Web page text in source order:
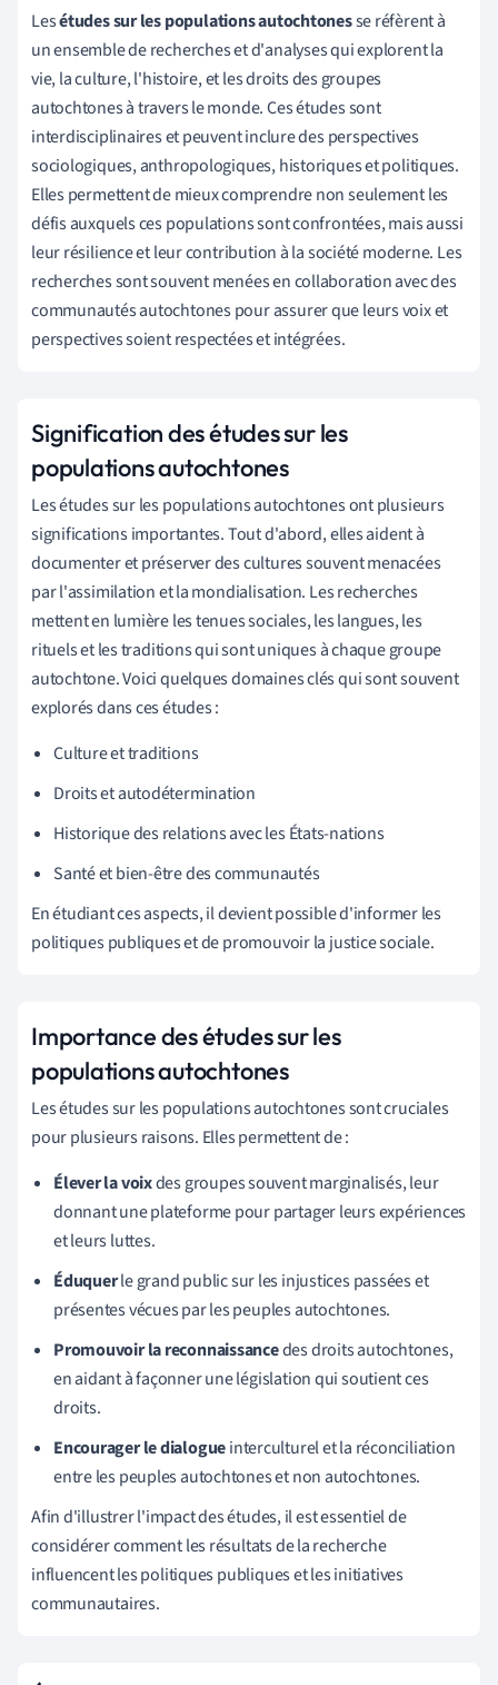
Lesétudes sur les populations autochtonesse réfèrent à
un ensemble de recherches et d'analyses qui explorent la
vie, la culture, l'histoire, et les droits des groupes
autochtones à travers le monde. Ces études sont
interdisciplinaires et peuvent inclure des perspectives
sociologiques, anthropologiques, historiques et politiques.
Elles permettent de mieux comprendre non seulement les
défis auxquels ces populations sont confrontées, mais aussi
leur résilience et leur contribution à la société moderne. Les
recherches sont souvent menées en collaboration avec des
communautés autochtones pour assurer que leurs voix et
perspectives soient respectées et intégrées.
Signification des études sur les
populations autochtones
Les études sur les populations autochtones ont plusieurs
significations importantes. Tout d'abord, elles aident à
documenter et préserver des cultures souvent menacées
par l'assimilation et la mondialisation. Les recherches
mettent en lumière les tenues sociales, les langues, les
rituels et les traditions qui sont uniques à chaque groupe
autochtone. Voici quelques domaines clés qui sont souvent
explorés dans ces études :
Culture et traditions
Droits et autodétermination
Historique des relations avec les États-nations
Santé et bien-être des communautés
En étudiant ces aspects, il devient possible d'informer les
politiques publiques et de promouvoir la justice sociale.
Importance des études sur les
populations autochtones
Les études sur les populations autochtones sont cruciales
pour plusieurs raisons. Elles permettent de :
Élever la voixdes groupes souvent marginalisés, leur
donnant une plateforme pour partager leurs expériences
et leurs luttes.
Éduquerle grand public sur les injustices passées et
présentes vécues par les peuples autochtones.
Promouvoir la reconnaissancedes droits autochtones,
en aidant à façonner une législation qui soutient ces
droits.
Encourager le dialogueinterculturel et la réconciliation
entre les peuples autochtones et non autochtones.
Afin d'illustrer l'impact des études, il est essentiel de
considérer comment les résultats de la recherche
influencent les politiques publiques et les initiatives
communautaires.